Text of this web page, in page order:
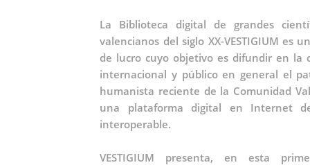
La Biblioteca digital de grandes
valencianos del siglo XX-VESTIGIUM es
de lucro cuyo objetivo es difundir en la
internacional y público en general el
humanista reciente de la Comunidad
una plataforma digital en Internet
interoperable.
VESTIGIUM presenta, en esta